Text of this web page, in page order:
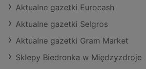
Aktualne gazetki Eurocash
Aktualne gazetki Selgros
Aktualne gazetki Gram Market
Sklepy Biedronka w Międzyzdroje